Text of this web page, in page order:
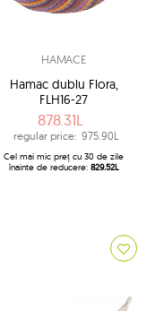
HAMACE
Hamac dublu Flora,
FLH16-27
878.31L
regular price: 975.90L
Cel mai mic preț cu 30 de zile
înainte de reducere: 829.52L